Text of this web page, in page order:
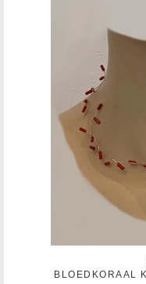
BLOEDKORAAL